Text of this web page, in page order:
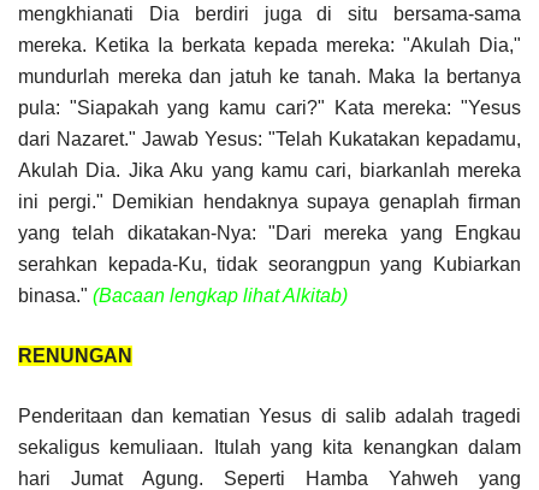
mengkhianati Dia berdiri juga di situ bersama-sama
mereka. Ketika Ia berkata kepada mereka: "Akulah Dia,"
mundurlah mereka dan jatuh ke tanah. Maka Ia bertanya
pula: "Siapakah yang kamu cari?" Kata mereka: "Yesus
dari Nazaret." Jawab Yesus: "Telah Kukatakan kepadamu,
Akulah Dia. Jika Aku yang kamu cari, biarkanlah mereka
ini pergi." Demikian hendaknya supaya genaplah firman
yang telah dikatakan-Nya: "Dari mereka yang Engkau
serahkan kepada-Ku, tidak seorangpun yang Kubiarkan
binasa." (Bacaan lengkap lihat Alkitab)
RENUNGAN
Penderitaan dan kematian Yesus di salib adalah tragedi
sekaligus kemuliaan. Itulah yang kita kenangkan dalam
hari Jumat Agung. Seperti Hamba Yahweh yang